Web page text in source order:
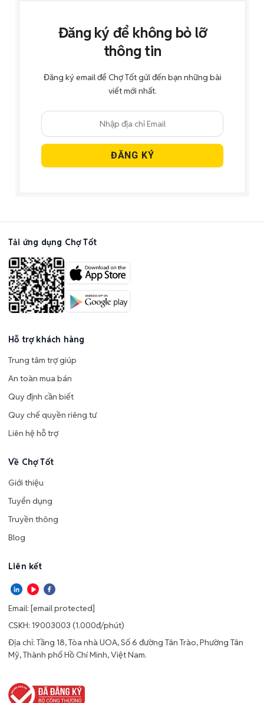
Đăng ký để không bỏ lỡ
thông tin
Đăng ký email để Chợ Tốt gửi đến bạn những bài
viết mới nhất.
Tải ứng dụng Chợ Tốt
Hỗ trợ khách hàng
Trung tâm trợ giúp
An toàn mua bán
Quy định cần biết
Quy chế quyền riêng tư
Liên hệ hỗ trợ
Về Chợ Tốt
Giới thiệu
Tuyển dụng
Truyền thông
Blog
Liên kết
Email: [email protected]
CSKH: 19003003 (1.000đ/phút)
Địa chỉ: Tầng 18, Tòa nhà UOA, Số 6 đường Tân Trào, Phường Tân
Mỹ, Thành phố Hồ Chí Minh, Việt Nam.